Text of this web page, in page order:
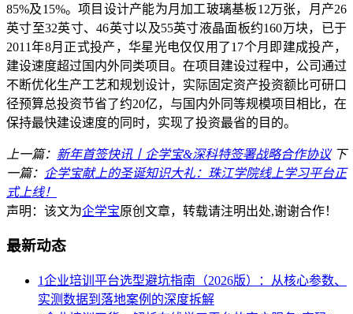
85%及15%。项目设计产能为月加工玻璃基板12万张，月产26
英寸至32英寸、46英寸以及55英寸液晶面板约160万块，已于
2011年8月正式投产，华星光电仅仅用了17个月即建成投产，
建设速度超过国内外同类项目。在项目建设过程中，公司通过
不断优化生产工艺和规划设计，实际固定资产投资额比可研口
径预算总投资节省了约20亿，与国内外同等规模项目相比，在
保持最快建设速度的同时，实现了投资最省的目的。
上一篇： 新年首签快讯丨企学宝&深科特签署战略合作协议 下
一篇： 企学宝献上的圣诞知识大礼：珠江学院线上学习平台正
式上线！
声明：该文为企学宝原创文章，转载请注明出处,谢谢合作！
最新动态
1企业培训平台选型避坑指南（2026版）：从核心参数、
实测数据到落地案例的深度拆解